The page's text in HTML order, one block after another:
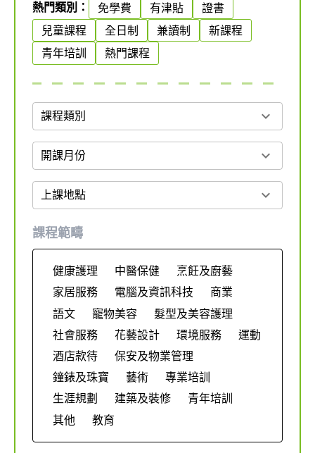
熱門類別： 免學費 有津貼
證書
兒童課程
全日制 兼讀制
新課程
青年培訓
熱門課程
課程類別 expand_more
開課月份 expand_more
上課地點 expand_more
課程範疇
健康護理 中醫保健
烹飪及廚藝
家居服務
電腦及資訊科技
商業
語文
寵物美容
髮型及美容護理
社會服務
花藝設計 環境服務
運動
酒店款待
保安及物業管理
鐘錶及珠寶
藝術
專業培訓
生涯規劃
建築及裝修
青年培訓
其他
教育